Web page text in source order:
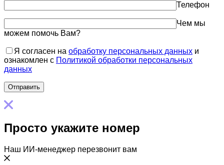
Телефон
Чем мы
можем помочь Вам?
Я согласен на обработку персональных данных и
ознакомлен с Политикой обработки персональных
данных
Просто укажите номер
Наш ИИ-менеджер перезвонит вам